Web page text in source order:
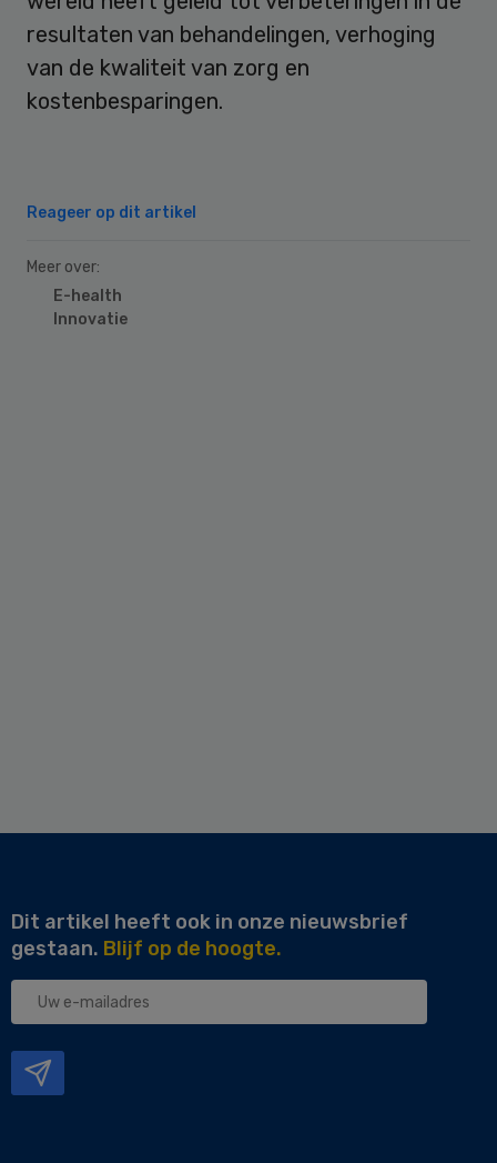
resultaten van behandelingen, verhoging
van de kwaliteit van zorg en
kostenbesparingen.
Reageer op dit artikel
Meer over:
E-health
Innovatie
Dit artikel heeft ook in onze nieuwsbrief
gestaan. Blijf op de hoogte.
Uw